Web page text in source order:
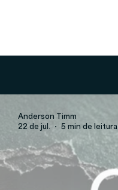
Anderson Timm
22 de jul.
5 min de leitura